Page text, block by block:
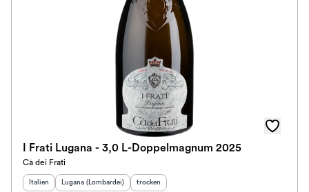
I Frati Lugana - 3,0 L-Doppelmagnum 2025
Cà dei Frati
Herkunftsland:
Italien Herkunftsregion:
Lugana (Lombardei) Geschmack
trocken